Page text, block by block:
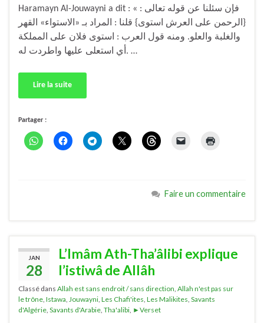
Haramayn Al-Jouwayni a dit : « فإن سئلنا عن قوله تعالى :
{الرحمن على العرش استوى} قلنا : المراد بـ «الاستواء» القهر
والغلبة والعلو. ومنه قول العرب : استوى فلان على المملكة
أي استعلى عليها واطردت له. …
Lire la suite
Partager :
Faire un commentaire
JAN
28
L’Imâm Ath-Tha’âlibi explique
l’istiwâ de Allâh
Classé dans Allah est sans endroit / sans direction Allah n'est pas sur
le trône Istawa Jouwayni Les Chafi'ites Les Malikites Savants
d'Algérie Savants d'Arabie Tha'alibi ►Verset